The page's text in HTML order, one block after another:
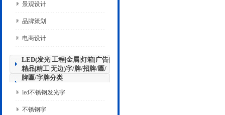
景观设计
品牌策划
电商设计
LED(发光|工程|金属|灯箱|广告|
精品|精工|无边)字/牌/招牌/匾/
牌匾/字牌分类
led不锈钢发光字
不锈钢字